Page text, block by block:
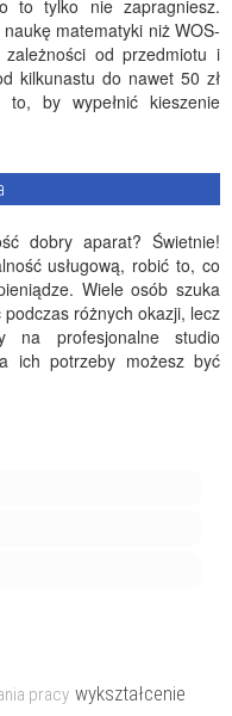
to tylko nie zapragniesz.
matematyki niż WOS-
od przedmiotu i
kilkunastu do nawet 50 zł
by wypełnić kieszenie
dobry aparat? Świetnie!
usługową, robić to, co
Wiele osób szuka
różnych okazji, lecz
na profesjonalne studio
ich potrzeby możesz być
pracy wykształcenie